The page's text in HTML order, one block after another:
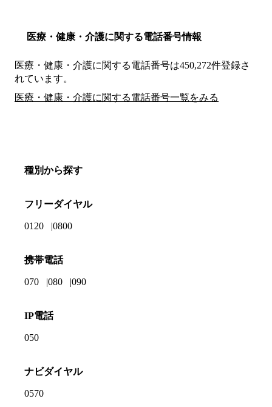
医療・健康・介護に関する電話番号情報
医療・健康・介護に関する電話番号は450,272件登録さ
れています。
医療・健康・介護に関する電話番号一覧をみる
種別から探す
フリーダイヤル
0120 0800
携帯電話
070 080 090
IP電話
050
ナビダイヤル
0570